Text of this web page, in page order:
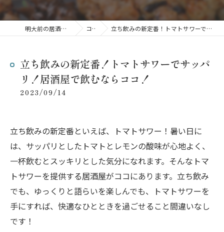
明大前の居酒屋なら立呑み 我海 コラム 立ち飲みの新定番！トマトサワーでサッパリ！居酒屋で飲むならココ！
立ち飲みの新定番！トマトサワーでサッパ
リ！居酒屋で飲むならココ！
2023/09/14
立ち飲みの新定番といえば、トマトサワー！暑い日に
は、サッパリとしたトマトとレモンの酸味が心地よく、
一杯飲むとスッキリとした気分になれます。そんなトマ
トサワーを提供する居酒屋がココにあります。立ち飲み
でも、ゆっくりと語らいを楽しんでも、トマトサワーを
手にすれば、快適なひとときを過ごせること間違いなし
です！